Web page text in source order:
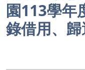
園113學年
錄借用、